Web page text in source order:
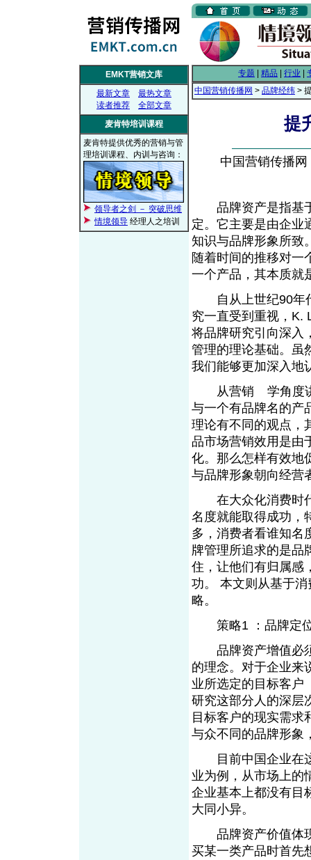
EMKT营销文库
最新文章
最热文章
读者推荐
全部文章
麦肯特培训课程
麦肯特提供优秀的营销与管
理培训课程、内训与咨询：
领导者之剑 － 突破思维
情境领导 经理人之培训
专题 精品 行业
中国营销传播网 > 品牌经纬 >
提
中国营销传播
品牌资产是指基于
定。它主要是由企业
知识与品牌形象所致
随着时间的推移对一
一个产品，其本质就
自从上世纪90年代
究一直受到重视，K.
将品牌研究引向深入
管理的理论基础。虽
我们能够更加深入地
从营销
学角度
与一个有品牌名的产
理论有不同的观点，
品市场营销效用是由
化。那么怎样有效地
与品牌形象朝向经营
在大众化消费时代
名度就能取得成功，
多，消费者看谁知名
牌管理所追求的是品
住，让他们有归属感
功。 本文则从基于
略。
策略1 ：品牌定
品牌资产增值必须
的理念。对于企业来
业所选定的目标客户
研究这部分人的深层
目标客户的现实需求
与众不同的品牌形象
目前中国企业在这
业为例，从市场上的
企业基本上都没有目
大同小异。
品牌资产价值体现
买某一类产品时首先